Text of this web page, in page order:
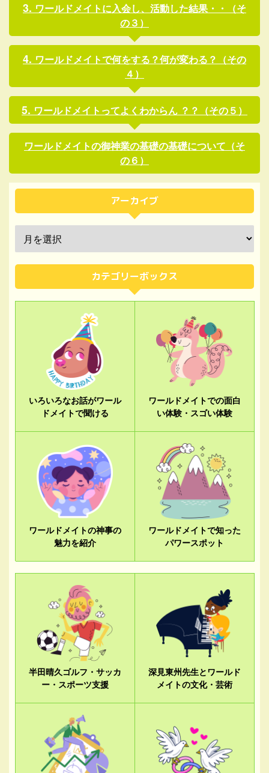
ワールドメイトに入会し、活動した結果・・（そ
の３）
ワールドメイトで何をする？何が変わる？（その
４）
ワールドメイトってよくわからん ？？（その５）
ワールドメイトの御神業の基礎の基礎について（そ
の６）
アーカイブ
カテゴリーボックス
いろいろなお話がワール
ドメイトで聞ける
ワールドメイトでの面白
い体験・スゴい体験
ワールドメイトの神事の
魅力を紹介
ワールドメイトで知った
パワースポット
半田晴久ゴルフ・サッカ
ー・スポーツ支援
深見東州先生とワールド
メイトの文化・芸術